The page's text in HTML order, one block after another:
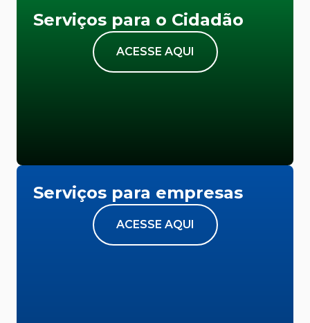
Serviços para o Cidadão
ACESSE AQUI
Serviços para empresas
ACESSE AQUI